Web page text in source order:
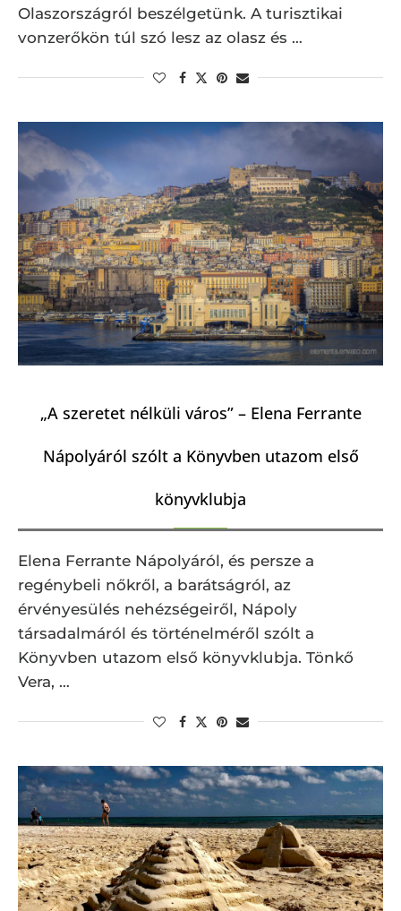
Olaszországról beszélgetünk. A turisztikai
vonzerőkön túl szó lesz az olasz és …
„A szeretet nélküli város” – Elena Ferrante
Nápolyáról szólt a Könyvben utazom első
könyvklubja
Elena Ferrante Nápolyáról, és persze a
regénybeli nőkről, a barátságról, az
érvényesülés nehézségeiről, Nápoly
társadalmáról és történelméről szólt a
Könyvben utazom első könyvklubja. Tönkő
Vera, …